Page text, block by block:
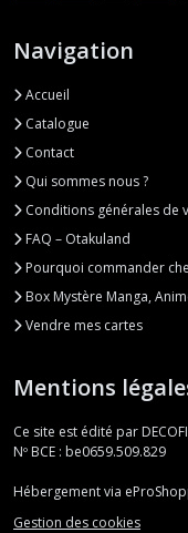
Navigation
Accueil
Catalogue
Contact
Qui sommes nous ?
Conditions générales de
FAQ – Otakuland
Pourquoi commander
Box Mystère Manga,
Vendre mes cartes
Mentions
Ce site est édité par
Nº BCE : be0659.509.829
Hébergement via
Gestion des cookies